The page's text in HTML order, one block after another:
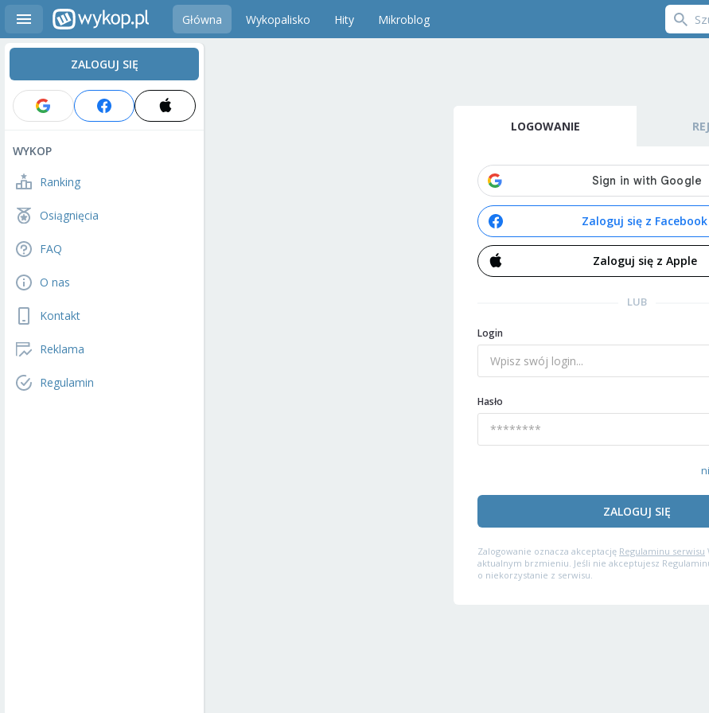
Główna Wykopalisko Hity Mikroblog
ZALOGUJ SIĘ
WYKOP
Ranking
Osiągnięcia
FAQ
O nas
Kontakt
Reklama
Regulamin
LOGOWANIE
Zaloguj się z Facebook
Zaloguj się z Apple
LUB
Login
Hasło
ZALOGUJ SIĘ
Zalogowanie oznacza akceptację Regulaminu serwisu
aktualnym brzmieniu. Jeśli nie akceptujesz
o niekorzystanie z serwisu.